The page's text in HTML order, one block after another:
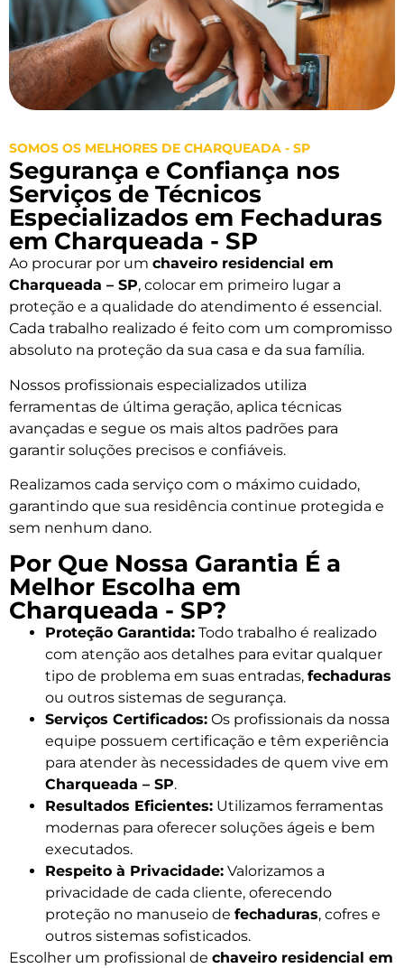
SOMOS OS MELHORES DE CHARQUEADA - SP
Segurança e Confiança nos
Serviços de Técnicos
Especializados em Fechaduras
em Charqueada - SP
Ao procurar por um chaveiro residencial em
Charqueada – SP, colocar em primeiro lugar a
proteção e a qualidade do atendimento é essencial.
Cada trabalho realizado é feito com um compromisso
absoluto na proteção da sua casa e da sua família.
Nossos profissionais especializados utiliza
ferramentas de última geração, aplica técnicas
avançadas e segue os mais altos padrões para
garantir soluções precisos e confiáveis.
Realizamos cada serviço com o máximo cuidado,
garantindo que sua residência continue protegida e
sem nenhum dano.
Por Que Nossa Garantia É a
Melhor Escolha em
Charqueada - SP?
Proteção Garantida: Todo trabalho é realizado
com atenção aos detalhes para evitar qualquer
tipo de problema em suas entradas, fechaduras
ou outros sistemas de segurança.
Serviços Certificados: Os profissionais da nossa
equipe possuem certificação e têm experiência
para atender às necessidades de quem vive em
Charqueada – SP.
Resultados Eficientes: Utilizamos ferramentas
modernas para oferecer soluções ágeis e bem
executados.
Respeito à Privacidade: Valorizamos a
privacidade de cada cliente, oferecendo
proteção no manuseio de fechaduras, cofres e
outros sistemas sofisticados.
Escolher um profissional de chaveiro residencial em